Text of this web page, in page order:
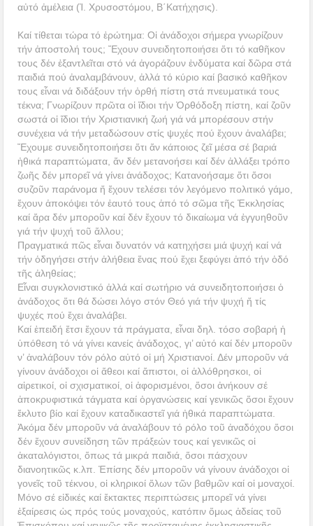
αὐτό ἀμέλεια (Ἰ. Χρυσοστόμου, Β΄Κατήχησις).
Καί τίθεται τώρα τό ἐρώτημα: Οἱ ἀνάδοχοι σήμερα γνωρίζουν
τήν ἀποστολή τους; Ἔχουν συνειδητοποιήσει ὅτι τό καθῆκον
τους δέν ἐξαντλεῖται στό νά ἀγοράζουν ἐνδύματα καί δῶρα στά
παιδιά πού ἀναλαμβάνουν, ἀλλά τό κύριο καί βασικό καθῆκον
τους εἶναι νά διδάξουν τήν ὀρθή πίστη στά πνευματικά τους
τέκνα; Γνωρίζουν πρῶτα οἱ ἴδιοι τήν Ὀρθόδοξη πίστη, καί ζοῦν
σωστά οἱ ἴδιοι τήν Χριστιανική ζωή γιά νά μπορέσουν στήν
συνέχεια νά τήν μεταδώσουν στίς ψυχές πού ἔχουν ἀναλάβει;
Ἔχουμε συνειδητοποιήσει ὅτι ἄν κάποιος ζεῖ μέσα σέ βαριά
ἠθικά παραπτώματα, ἄν δέν μετανοήσει καί δέν ἀλλάξει τρόπο
ζωῆς δέν μπορεῖ νά γίνει ἀνάδοχος; Κατανοήσαμε ὅτι ὅσοι
συζοῦν παράνομα ἤ ἔχουν τελέσει τόν λεγόμενο πολιτικό γάμο,
ἔχουν ἀποκόψει τόν ἑαυτό τους ἀπό τό σῶμα τῆς Ἐκκλησίας
καί ἄρα δέν μποροῦν καί δέν ἔχουν τό δικαίωμα νά ἐγγυηθοῦν
γιά τήν ψυχή τοῦ ἄλλου;
Πραγματικά πῶς εἶναι δυνατόν νά κατηχήσει μιά ψυχή καί νά
τήν ὁδηγήσει στήν ἀλήθεια ἕνας πού ἔχει ξεφύγει ἀπό τήν ὁδό
τῆς ἀληθείας;
Εἶναι συγκλονιστικό ἀλλά καί σωτήριο νά συνειδητοποιήσει ὁ
ἀνάδοχος ὅτι θά δώσει λόγο στόν Θεό γιά τήν ψυχή ἤ τίς
ψυχές πού ἔχει ἀναλάβει.
Καί ἐπειδή ἔτσι ἔχουν τά πράγματα, εἶναι δηλ. τόσο σοβαρή ἡ
ὑπόθεση τό νά γίνει κανείς ἀνάδοχος, γι’ αὐτό καί δέν μποροῦν
ν’ ἀναλάβουν τόν ρόλο αὐτό οἱ μή Χριστιανοί. Δέν μποροῦν νά
γίνουν ἀνάδοχοι οἱ ἄθεοι καί ἄπιστοι, οἱ ἀλλόθρησκοι, οἱ
αἱρετικοί, οἱ σχισματικοί, οἱ ἀφορισμένοι, ὅσοι ἀνήκουν σέ
ἀποκρυφιστικά τάγματα καί ὀργανώσεις καί γενικῶς ὅσοι ἔχουν
ἔκλυτο βίο καί ἔχουν καταδικαστεῖ γιά ἠθικά παραπτώματα.
Ἀκόμα δέν μποροῦν νά ἀναλάβουν τό ρόλο τοῦ ἀναδόχου ὅσοι
δέν ἔχουν συνείδηση τῶν πράξεών τους καί γενικῶς οἱ
ἀκαταλόγιστοι, ὅπως τά μικρά παιδιά, ὅσοι πάσχουν
διανοητικῶς κ.λπ. Ἐπίσης δέν μποροῦν νά γίνουν ἀνάδοχοι οἱ
γονεῖς τοῦ τέκνου, οἱ κληρικοί ὅλων τῶν βαθμῶν καί οἱ μοναχοί.
Μόνο σέ εἰδικές καί ἔκτακτες περιπτώσεις μπορεῖ νά γίνει
ἐξαίρεσις ὡς πρός τούς μοναχούς, κατόπιν ὅμως ἀδείας τοῦ